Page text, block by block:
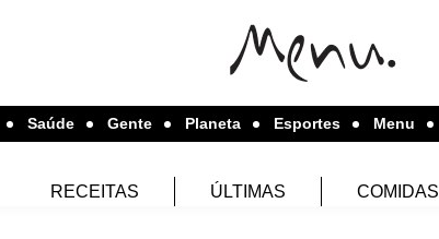
Saúde Gente Planeta Esportes Menu
RECEITAS ÚLTIMAS COMIDAS